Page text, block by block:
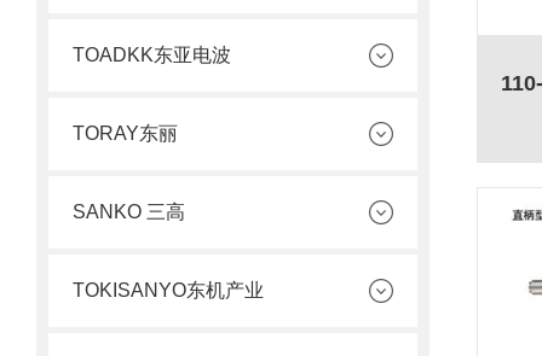
TOADKK东亚电波
TORAY东丽
SANKO 三高
TOKISANYO东机产业